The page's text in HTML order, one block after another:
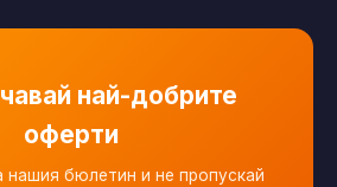
най-добрите
оферти
нашия бюлетин и не пропускай